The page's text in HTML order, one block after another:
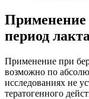
Применение
период
Применение при
возможно по
исследованиях не
тератогенного